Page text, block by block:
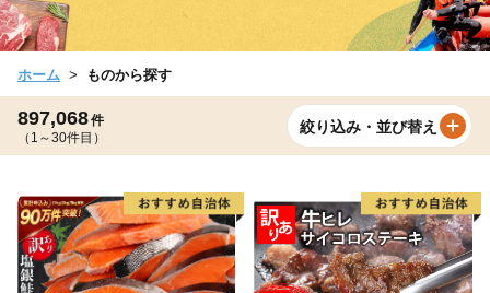
ホーム ものから探す
897,068件
（1～30件目）
絞り込み・並び替え